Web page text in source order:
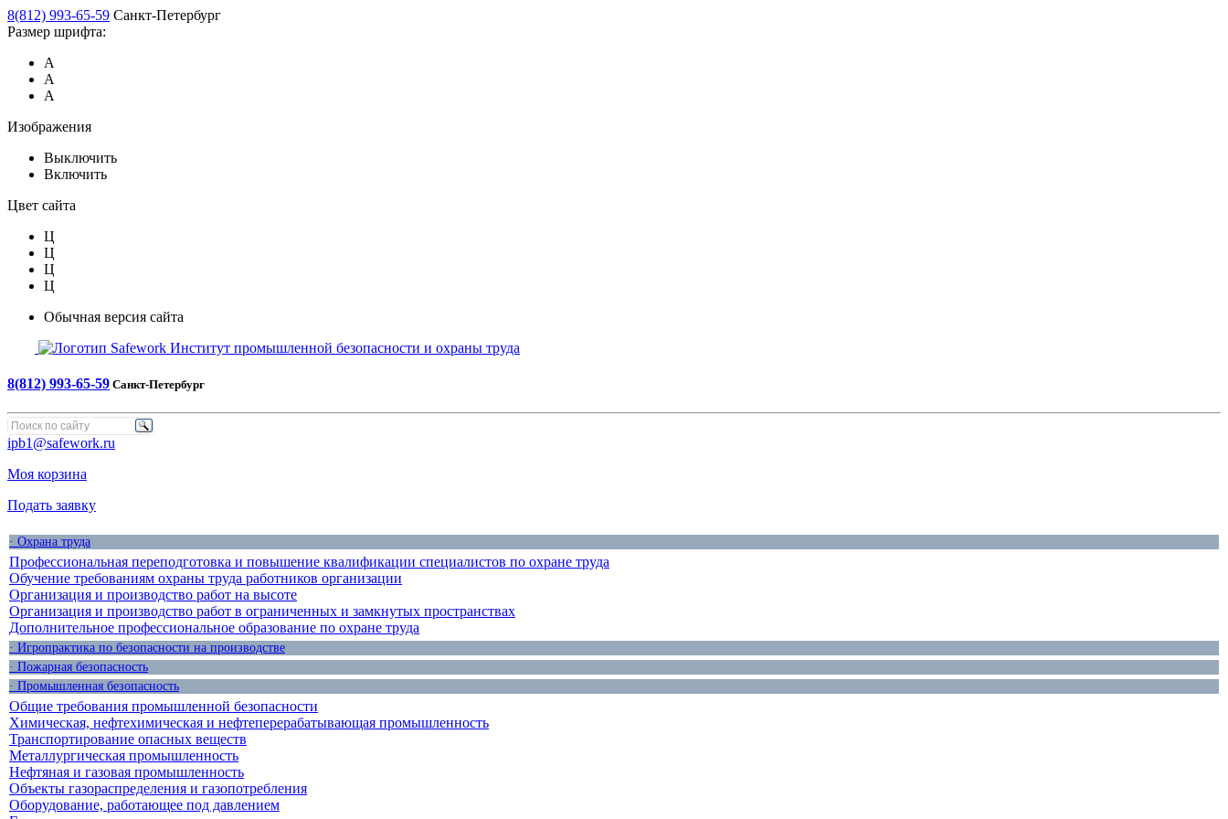
8(812) 993-65-59 Санкт-Петербург
Размер шрифта:
А
А
А
Изображения
Выключить
Включить
Цвет сайта
Ц
Ц
Ц
Ц
Обычная версия сайта
Safework Институт промышленной безопасности и охраны труда
8(812) 993-65-59 Санкт-Петербург
ipb1@safework.ru
Моя корзина
Подать заявку
· Охрана труда
Профессиональная переподготовка и повышение квалификации специалистов по охране труда
Обучение требованиям охраны труда работников организации
Организация и производство работ на высоте
Организация и производство работ в ограниченных и замкнутых пространствах
Дополнительное профессиональное образование по охране труда
· Игропрактика по безопасности на производстве
· Пожарная безопасность
· Промышленная безопасность
Общие требования промышленной безопасности
Химическая, нефтехимическая и нефтеперерабатывающая промышленность
Транспортирование опасных веществ
Металлургическая промышленность
Нефтяная и газовая промышленность
Объекты газораспределения и газопотребления
Оборудование, работающее под давлением